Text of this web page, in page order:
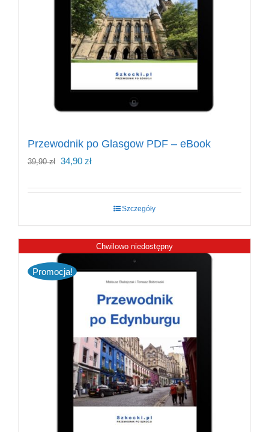
Przewodnik po Glasgow PDF – eBook
39,90zł Pierwotna
34,90 złAktualna
34,90 zł.
Szczegóły
Chwilowo niedostępny
Promocja!